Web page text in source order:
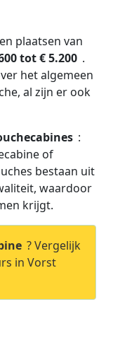
plaatsen van
tot € 5.200 .
het algemeen
al zijn er ook
:
of
bestaan uit
waardoor
krijgt.
? Vergelijk
in Vorst